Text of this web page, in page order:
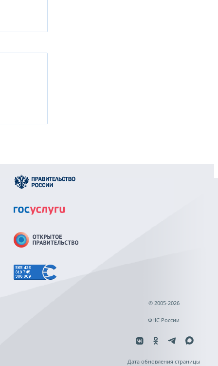
© 2005-2026
ФНС России
Дата обновления страницы